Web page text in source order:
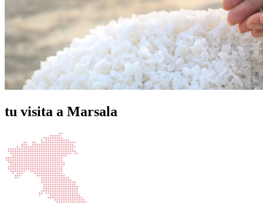
tu visita a Marsala